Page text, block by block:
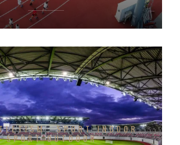
SPORT INDOOR
SPORT OUTDOOR